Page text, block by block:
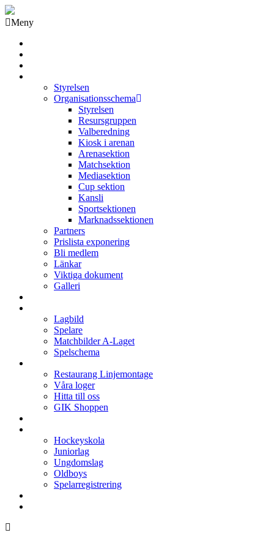
Meny
Styrelsen
Organisationsschema
Styrelsen
Resursgruppen
Valberedning
Kiosk i arenan
Arenasektion
Matchsektion
Mediasektion
Cup sektion
Kansli
Sportsektionen
Marknadssektionen
Partners
Prislista exponering
Bli medlem
Länkar
Viktiga dokument
Galleri
Lagbild
Spelare
Matchbilder A-Laget
Spelschema
Restaurang Linjemontage
Våra loger
Hitta till oss
GIK Shoppen
Hockeyskola
Juniorlag
Ungdomslag
Oldboys
Spelarregistrering